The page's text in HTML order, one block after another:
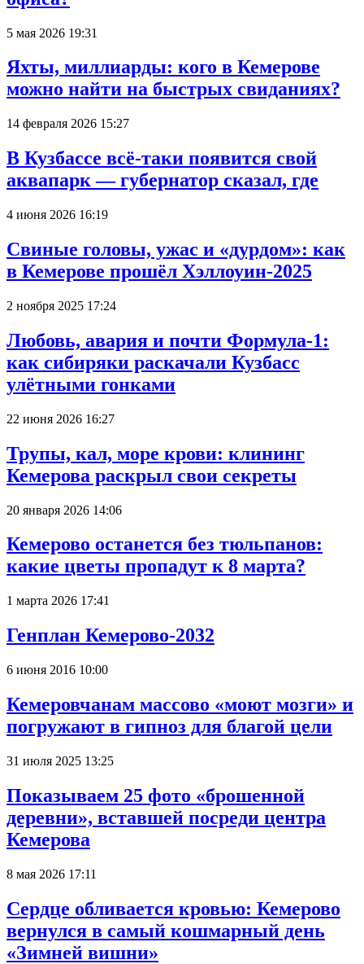
5 мая 2026 19:31
Яхты, миллиарды: кого в Кемерове
можно найти на быстрых свиданиях?
14 февраля 2026 15:27
В Кузбассе всё-таки появится свой
аквапарк — губернатор сказал, где
4 июня 2026 16:19
Свиные головы, ужас и «дурдом»: как
в Кемерове прошёл Хэллоуин-2025
2 ноября 2025 17:24
Любовь, авария и почти Формула-1:
как сибиряки раскачали Кузбасс
улётными гонками
22 июня 2026 16:27
Трупы, кал, море крови: клининг
Кемерова раскрыл свои секреты
20 января 2026 14:06
Кемерово останется без тюльпанов:
какие цветы пропадут к 8 марта?
1 марта 2026 17:41
Генплан Кемерово-2032
6 июня 2016 10:00
Кемеровчанам массово «моют мозги» и
погружают в гипноз для благой цели
31 июля 2025 13:25
Показываем 25 фото «брошенной
деревни», вставшей посреди центра
Кемерова
8 мая 2026 17:11
Сердце обливается кровью: Кемерово
вернулся в самый кошмарный день
«Зимней вишни»